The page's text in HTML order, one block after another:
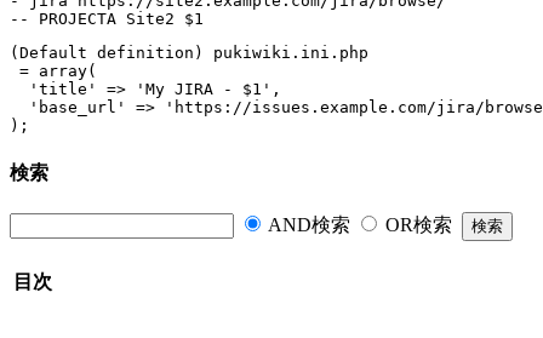
-- PROJECTA Site2 $1
(Default definition) pukiwiki.ini.php
= array(
  'title' => 'My JIRA - $1',
'base_url' => 'https://issues.example.com/jira/
);
検索
AND検索 OR検索
目次